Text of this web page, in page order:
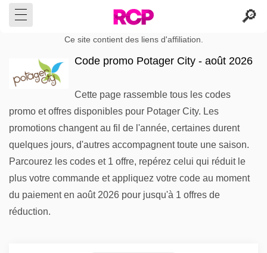
Ce site contient des liens d'affiliation.
Code promo Potager City - août 2026
Cette page rassemble tous les codes
promo et offres disponibles pour Potager City. Les
promotions changent au fil de l'année, certaines durent
quelques jours, d'autres accompagnent toute une saison.
Parcourez les codes et 1 offre, repérez celui qui réduit le
plus votre commande et appliquez votre code au moment
du paiement en août 2026 pour jusqu'à 1 offres de
réduction.